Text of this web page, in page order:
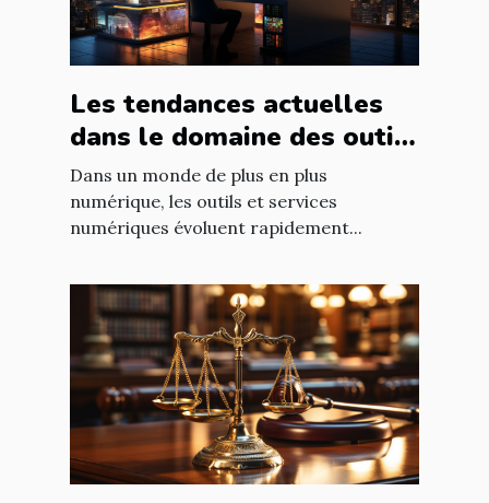
Les tendances actuelles
dans le domaine des outils
et services numériques
Dans un monde de plus en plus
numérique, les outils et services
numériques évoluent rapidement...